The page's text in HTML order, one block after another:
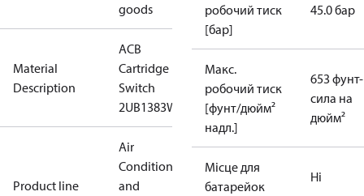
goods
Material
Description
ACB
Cartridge
Switch
2UB1383W
Product line
Air
Conditioning
and
робочий тиск
[бар]
45.0 бар
Макс.
робочий тиск
[фунт/дюйм²
надл.]
653 фунт-
сила на
дюйм²
Місце для
батарейок
Ні